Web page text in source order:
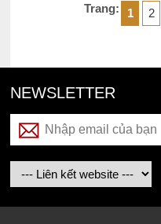
Trang: 1 2
NEWSLETTER